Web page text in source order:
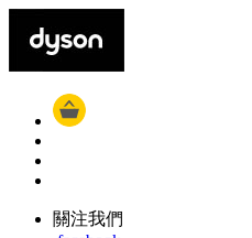
關注我們